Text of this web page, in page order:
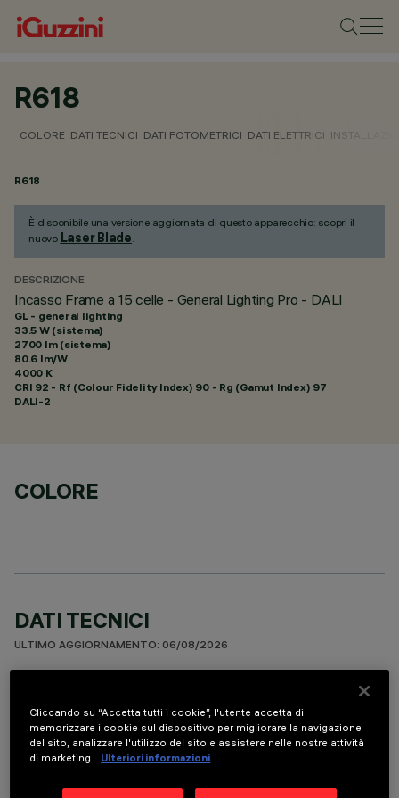
R618
COLORE DATI TECNICI DATI FOTOMETRICI DATI ELETTRICI
R618
È disponibile una versione aggiornata di questo apparecchio: scopri il
nuovo Laser Blade.
DESCRIZIONE
Incasso Frame a 15 celle - General Lighting Pro - DALI
GL - general lighting
33.5 W (sistema)
2700 lm (sistema)
80.6 lm/W
4000 K
CRI 92 - Rf (Colour Fidelity Index) 90 - Rg (Gamut Index) 97
DALI-2
COLORE
DATI TECNICI
ULTIMO AGGIORNAMENTO: 06/08/2026
Apparecchio ad incasso rettangolare a 15 elementi ottici per
sorgenti LED - ottiche fisse con riflettori Opti-Beam ad alta
definizione in termoplastico metallizzato, integrati in
Cliccando su “Accetta tutti i cookie”, l'utente accetta di
memorizzare i cookie sul dispositivo per migliorare la navigazione
del sito, analizzare l'utilizzo del sito e assistere nelle nostre attività
di marketing.
Ulteriori informazioni